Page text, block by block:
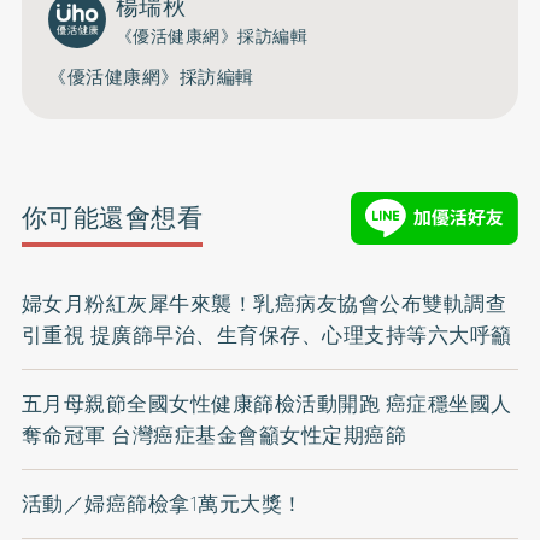
《優活健康網》採訪編輯
《優活健康網》採訪編輯
你可能還會想看
婦女月粉紅灰犀牛來襲！乳癌病友協會公布雙軌調查
引重視 提廣篩早治、生育保存、心理支持等六大呼籲
五月母親節全國女性健康篩檢活動開跑 癌症穩坐國人
奪命冠軍 台灣癌症基金會籲女性定期癌篩
活動／婦癌篩檢拿1萬元大獎！